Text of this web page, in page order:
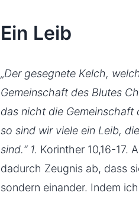
Ein Leib
„Der gesegnete Kelch,
Gemeinschaft des Blutes
das nicht die Gemeinschaft
so sind wir viele ein Leib,
sind.“ 1. Korinther 10,16-17.
dadurch Zeugnis ab, dass
sondern einander. Indem